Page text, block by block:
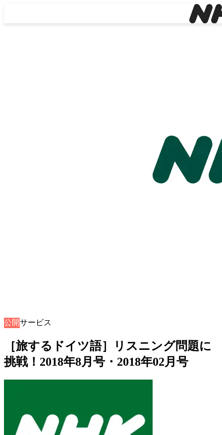
公開
音声サービス
［旅するドイツ語］リスニング問題に
挑戦！2018年8月号・2018年02月号